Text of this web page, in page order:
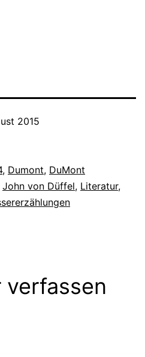
2015
, Dumont, DuMont
John von Düffel, Literatur,
verfassen